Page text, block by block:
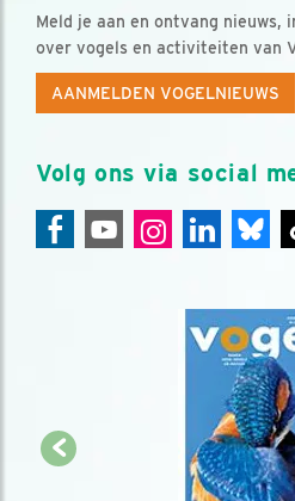
Meld je aan en ontvang nieuws,
over vogels en activiteiten van
AANMELDEN VOGELNIEUWS
Volg ons via social